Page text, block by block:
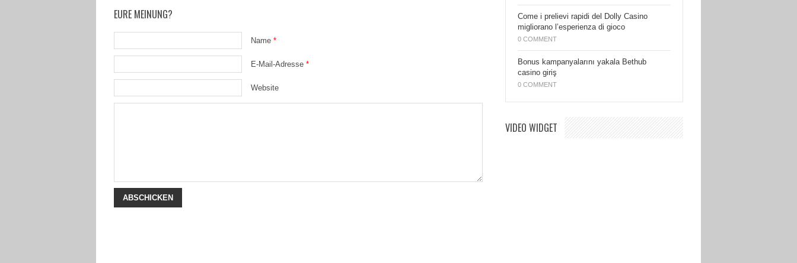
EURE MEINUNG?
Name *
E-Mail-Adresse *
Website
Come i prelievi rapidi del Dolly Casino
migliorano l’esperienza di gioco
0 COMMENT
Bonus kampanyalarını yakala Bethub
casino giriş
0 COMMENT
VIDEO WIDGET